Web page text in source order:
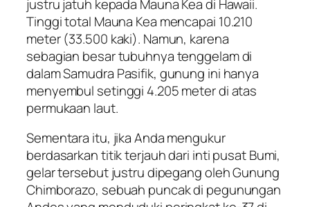
justru jatuh kepada Mauna Kea di Hawaii.
Tinggi total Mauna Kea mencapai 10.210
meter (33.500 kaki). Namun, karena
sebagian besar tubuhnya tenggelam di
dalam Samudra Pasifik, gunung ini hanya
menyembul setinggi 4.205 meter di atas
permukaan laut.
Sementara itu, jika Anda mengukur
berdasarkan titik terjauh dari inti pusat Bumi,
gelar tersebut justru dipegang oleh Gunung
Chimborazo, sebuah puncak di pegunungan